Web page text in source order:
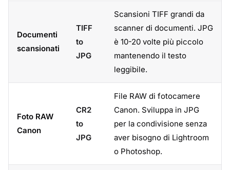
Documenti
scansionati
TIFF
to
JPG
Scansioni TIFF grandi da
scanner di documenti. JPG
è 10-20 volte più piccolo
mantenendo il testo
leggibile.
Foto RAW
Canon
CR2
to
JPG
File RAW di fotocamere
Canon. Sviluppa in JPG
per la condivisione senza
aver bisogno di Lightroom
o Photoshop.